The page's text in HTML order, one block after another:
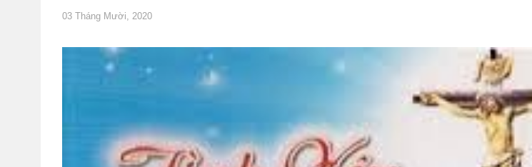
03 Tháng Mười, 2020